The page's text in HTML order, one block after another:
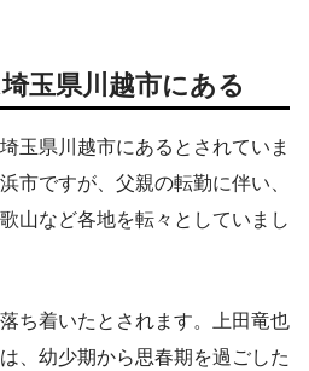
玉県川越市にある
玉県川越市にあるとされていま
市ですが、父親の転勤に伴い、
山など各地を転々としていまし
ち着いたとされます。上田竜也
、幼少期から思春期を過ごした